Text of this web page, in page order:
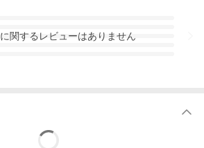
に関するレビューはありません